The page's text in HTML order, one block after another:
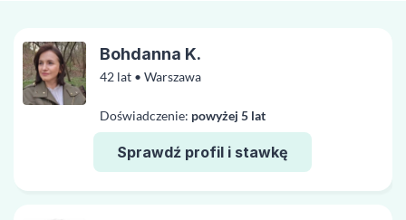
42 lat • Warszawa
Doświadczenie: powyżej 5 lat
Sprawdź profil i stawkę
Bohdanna K.